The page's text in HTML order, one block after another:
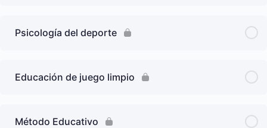
Psicología del deporte
Educación de juego limpio
Método Educativo